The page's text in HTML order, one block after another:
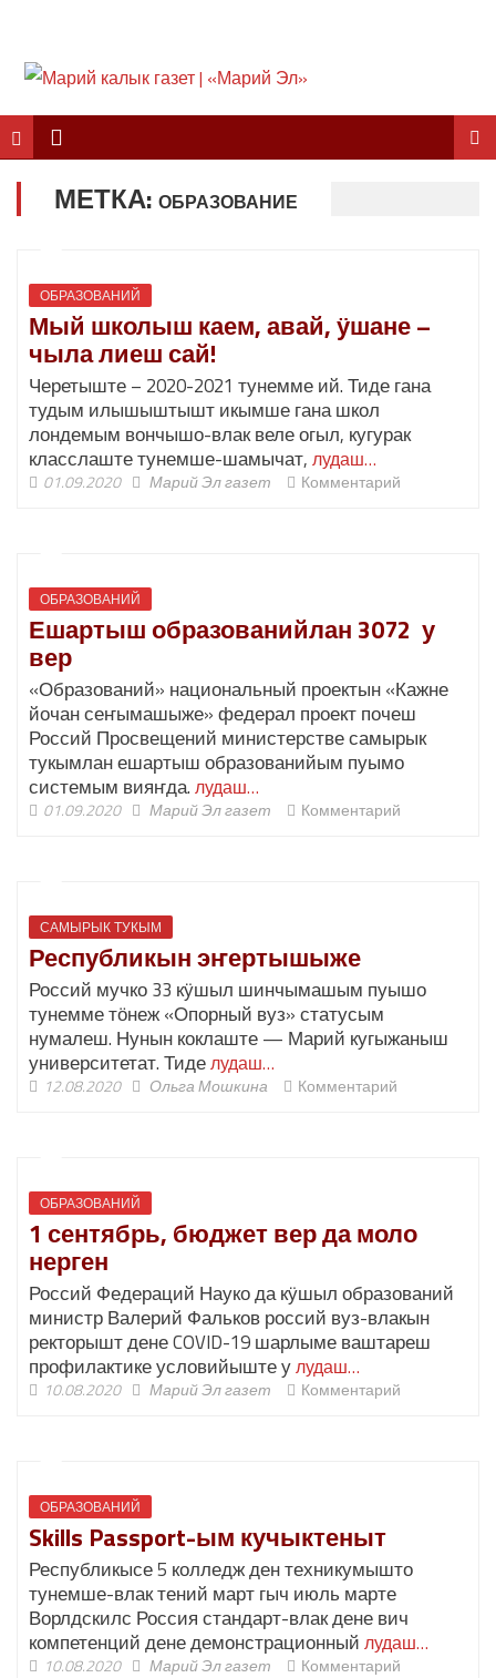
МЕТКА: ОБРАЗОВАНИЕ
ОБРАЗОВАНИЙ
Мый школыш каем, авай, ӱшане –
чыла лиеш сай!
Черетыште – 2020-2021 тунемме ий. Тиде гана
тудым илышыштышт икымше гана школ
лондемым вончышо-влак веле огыл, кугурак
класслаште тунемше-шамычат, лудаш…
01.09.2020 Марий Эл газет Комментарий
ОБРАЗОВАНИЙ
Ешартыш образованийлан 3072 у
вер
«Образований» национальный проектын «Кажне
йочан сеҥымашыже» федерал проект почеш
Россий Просвещений министерстве самырык
тукымлан ешартыш образованийым пуымо
системым вияҥда. лудаш…
01.09.2020 Марий Эл газет Комментарий
САМЫРЫК ТУКЫМ
Республикын эҥертышыже
Россий мучко 33 кӱшыл шинчымашым пуышо
тунемме тӧнеж «Опорный вуз» статусым
нумалеш. Нунын коклаште — Марий кугыжаныш
университетат. Тиделудаш…
12.08.2020 Ольга Мошкина Комментарий
ОБРАЗОВАНИЙ
1 сентябрь, бюджет вер да моло
нерген
Россий Федераций Науко да кӱшыл образований
министр Валерий Фальков россий вуз-влакын
ректорышт дене COVID-19 шарлыме ваштареш
профилактике условийыште улудаш…
10.08.2020 Марий Эл газет Комментарий
ОБРАЗОВАНИЙ
Skills Passport-ым кучыктеныт
Республикысе 5 колледж ден техникумышто
тунемше-влак тений март гыч июль марте
Ворлдскилс Россия стандарт-влак дене вич
компетенций дене демонстрационный лудаш…
10.08.2020 Марий Эл газет Комментарий